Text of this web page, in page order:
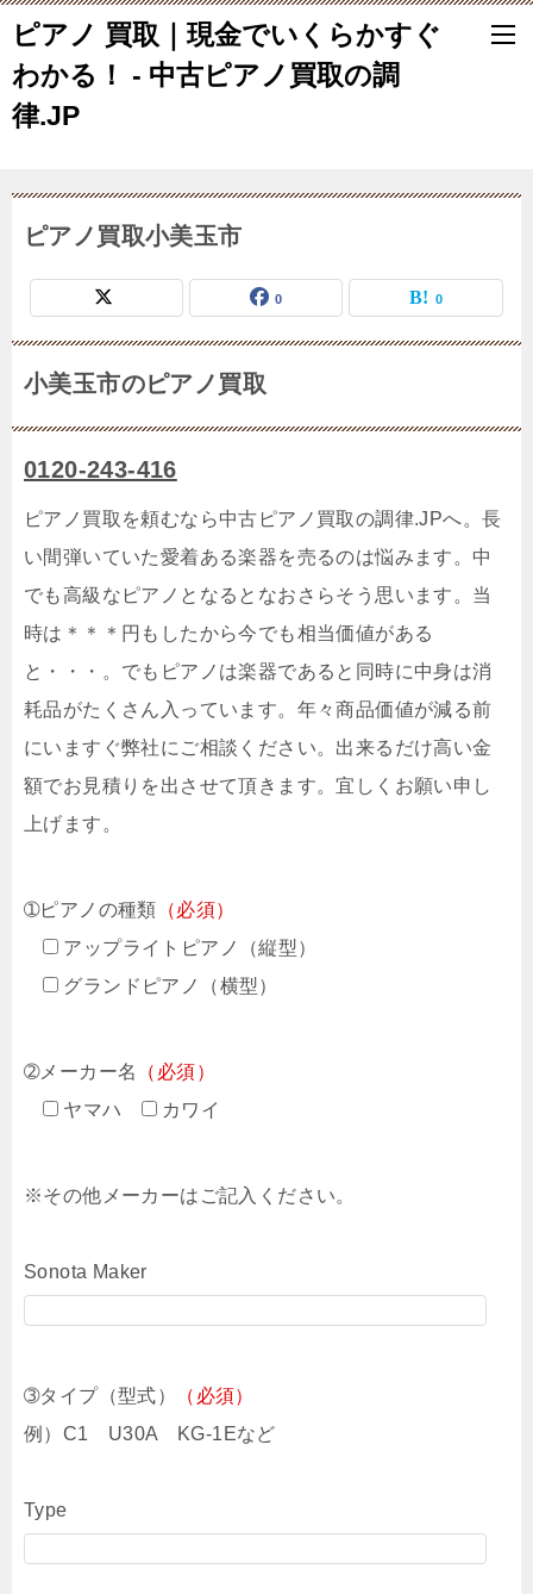
ピアノ 買取｜現金でいくらかすぐ
わかる！ - 中古ピアノ買取の調
律.JP
ピアノ買取小美玉市
0 0
小美玉市のピアノ買取
0120-243-416
ピアノ買取を頼むなら中古ピアノ買取の調律.JPへ。長
い間弾いていた愛着ある楽器を売るのは悩みます。中
でも高級なピアノとなるとなおさらそう思います。当
時は＊＊＊円もしたから今でも相当価値がある
と・・・。でもピアノは楽器であると同時に中身は消
耗品がたくさん入っています。年々商品価値が減る前
にいますぐ弊社にご相談ください。出来るだけ高い金
額でお見積りを出させて頂きます。宜しくお願い申し
上げます。
➀ピアノの種類 （必須）
アップライトピアノ（縦型）
グランドピアノ（横型）
➁メーカー名
（必須）
ヤマハ
カワイ
※その他メーカーはご記入ください。
Sonota Maker
➂タイプ（型式）
（必須）
例）C1 U30A KG-1Eなど
Type